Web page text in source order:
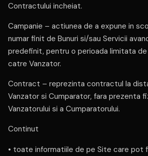
Contractului incheiat.
Campanie – actiunea de a expune in
numar finit de Bunuri si/sau Servicii
predefinit, pentru o perioada limitata
catre Vanzator.
Contract – reprezinta contractul la
Vanzator si Cumparator, fara prezenta
Vanzatorului si a Cumparatorului.
Continut
• toate informatiile de pe Site care pot